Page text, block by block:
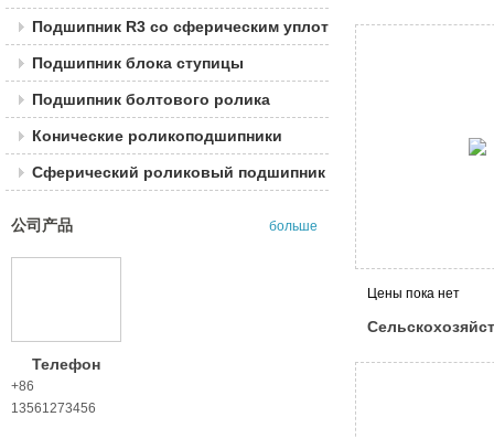
Подшипник R3 со сферическим уплотнением
Подшипник блока ступицы
Подшипник болтового ролика
Конические роликоподшипники
Сферический роликовый подшипник
公司产品 больше
Телефон
+86
13561273456
Цены пока нет